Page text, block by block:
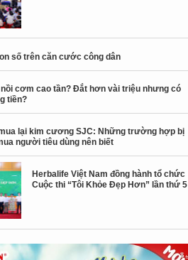
số trên căn cước công dân
nồi cơm cao tần? Đắt hơn vài triệu nhưng có
tiền?
lại kim cương SJC: Những trường hợp bị
người tiêu dùng nên biết
Herbalife Việt Nam đồng hành tổ chức
Cuộc thi “Tôi Khỏe Đẹp Hơn” lần thứ 5